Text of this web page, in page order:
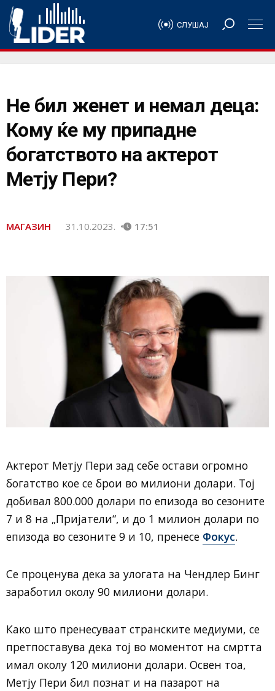
СЛУШАЈ
Не бил женет и немал деца:
Кому ќе му припадне
богатството на актерот
Метју Пери?
МАГАЗИН 31.10.2023. 17:51
Актерот Метју Пери зад себе остави огромно
богатство кое се брои во милиони долари. Тој
добивал 800.000 долари по епизода во сезоните
7 и 8 на „Пријатели“, и до 1 милион долари по
епизода во сезоните 9 и 10, пренесе Фокус.
Се проценува дека за улогата на Чендлер Бинг
заработил околу 90 милиони долари.
Како што пренесуваат странските медиуми, се
претпоставува дека тој во моментот на смртта
имал околу 120 милиони долари. Освен тоа,
Метју Пери бил познат и на пазарот на